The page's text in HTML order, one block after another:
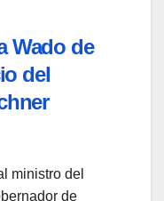
Wado de
del
ministro del
de